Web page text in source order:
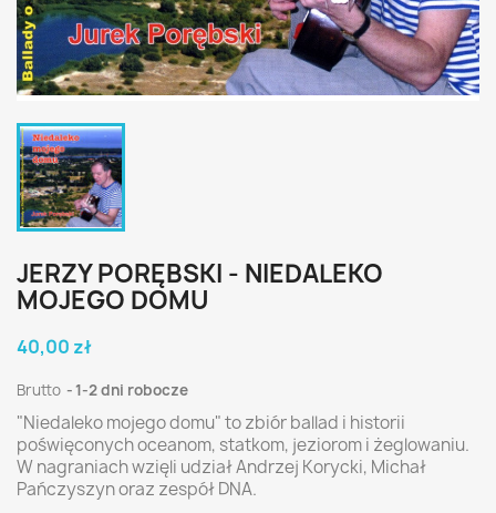
JERZY PORĘBSKI - NIEDALEKO
MOJEGO DOMU
40,00 zł
Brutto 1-2 dni robocze
"Niedaleko mojego domu" to zbiór ballad i historii
poświęconych oceanom, statkom, jeziorom i żeglowaniu.
W nagraniach wzięli udział Andrzej Korycki, Michał
Pańczyszyn oraz zespół DNA.